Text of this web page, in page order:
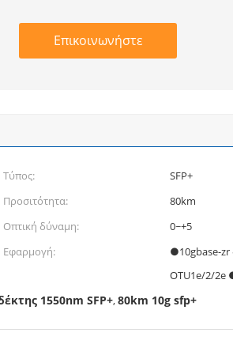
Επικοινωνήστε
Τύπος:
SFP+
Προσιτότητα:
80km
Οπτική δύναμη:
0~+5
Εφαρμογή:
●10gbase-zr σε
OTU1e/2/2e
1550nm SFP+,80km 10g sfp+